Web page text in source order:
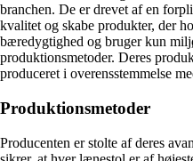
branchen. De er drevet af en
kvalitet og skabe produkter, der
bæredygtighed og bruger kun
produktionsmetoder. Deres
produceret i overensstemmelse
Produktionsmetoder
Producenten er stolte af deres